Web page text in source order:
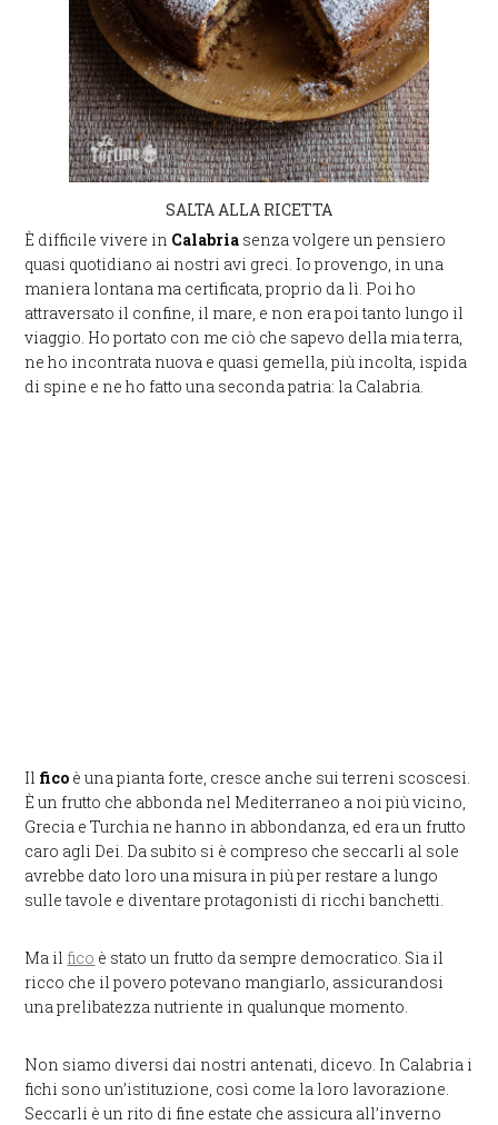
SALTA ALLA RICETTA
È difficile vivere in Calabria senza volgere un pensiero
quasi quotidiano ai nostri avi greci. Io provengo, in una
maniera lontana ma certificata, proprio da lì. Poi ho
attraversato il confine, il mare, e non era poi tanto lungo il
viaggio. Ho portato con me ciò che sapevo della mia terra,
ne ho incontrata nuova e quasi gemella, più incolta, ispida
di spine e ne ho fatto una seconda patria: la Calabria.
Il fico è una pianta forte, cresce anche sui terreni scoscesi.
È un frutto che abbonda nel Mediterraneo a noi più vicino,
Grecia e Turchia ne hanno in abbondanza, ed era un frutto
caro agli Dei. Da subito si è compreso che seccarli al sole
avrebbe dato loro una misura in più per restare a lungo
sulle tavole e diventare protagonisti di ricchi banchetti.
Ma il fico è stato un frutto da sempre democratico. Sia il
ricco che il povero potevano mangiarlo, assicurandosi
una prelibatezza nutriente in qualunque momento.
Non siamo diversi dai nostri antenati, dicevo. In Calabria i
fichi sono un’istituzione, così come la loro lavorazione.
Seccarli è un rito di fine estate che assicura all’inverno